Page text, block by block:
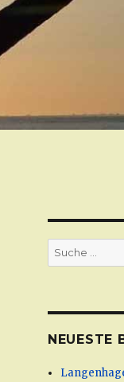
Suche
nach:
NEUESTE